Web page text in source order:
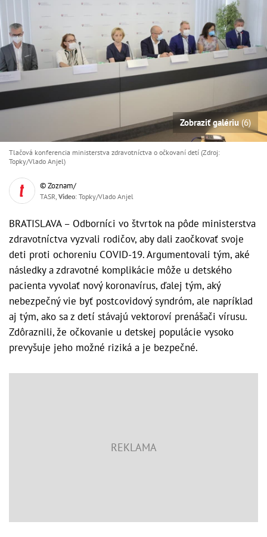
Zobraziť galériu (6)
Tlačová konferencia ministerstva zdravotníctva o očkovaní detí (Zdroj:
Topky/Vlado Anjel)
© Zoznam/
TASR, Video: Topky/Vlado Anjel
BRATISLAVA – Odborníci vo štvrtok na pôde ministerstva
zdravotníctva vyzvali rodičov, aby dali zaočkovať svoje
deti proti ochoreniu COVID-19. Argumentovali tým, aké
následky a zdravotné komplikácie môže u detského
pacienta vyvolať nový koronavírus, ďalej tým, aký
nebezpečný vie byť postcovidový syndróm, ale napríklad
aj tým, ako sa z detí stávajú vektoroví prenášači vírusu.
Zdôraznili, že očkovanie u detskej populácie vysoko
prevyšuje jeho možné riziká a je bezpečné.